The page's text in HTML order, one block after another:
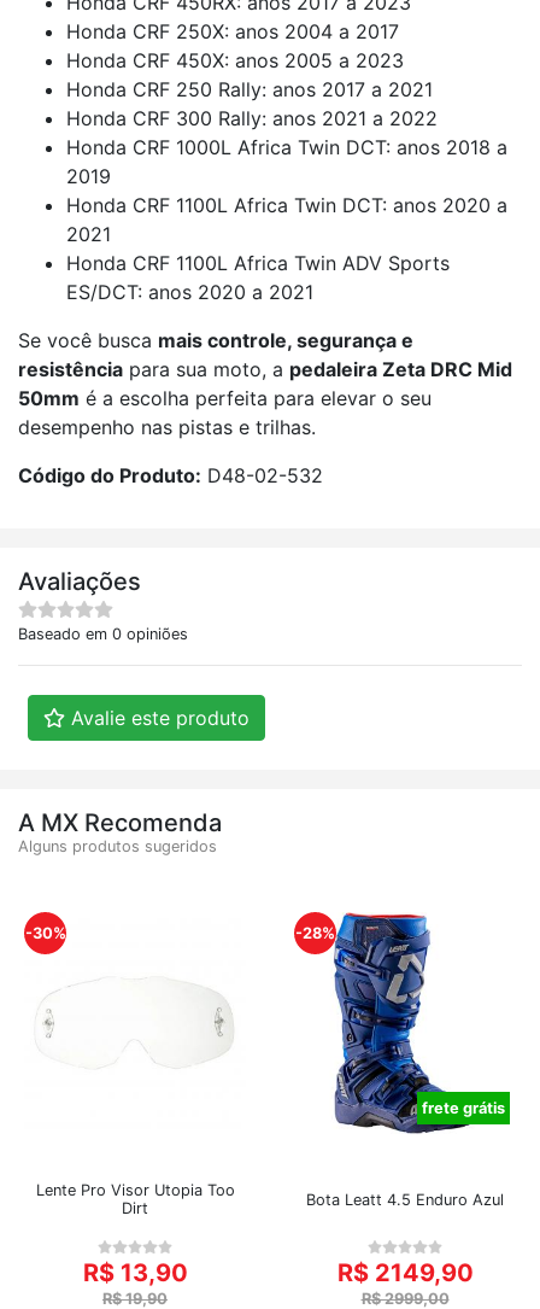
Honda CRF 250X: anos 2004 a 2017
Honda CRF 450X: anos 2005 a 2023
Honda CRF 250 Rally: anos 2017 a 2021
Honda CRF 300 Rally: anos 2021 a 2022
Honda CRF 1000L Africa Twin DCT: anos 2018 a
2019
Honda CRF 1100L Africa Twin DCT: anos 2020 a
2021
Honda CRF 1100L Africa Twin ADV Sports
ES/DCT: anos 2020 a 2021
Se você busca mais controle, segurança e
resistência para sua moto, a pedaleira Zeta DRC Mid
50mm é a escolha perfeita para elevar o seu
desempenho nas pistas e trilhas.
Código do Produto: D48-02-532
Avaliações
Baseado em 0 opiniões
Avalie este produto
A MX Recomenda
Alguns produtos sugeridos
-30%
Lente Pro Visor Utopia Too
Dirt
R$ 13,90
R$ 19,90
-28%
frete grátis
Bota Leatt 4.5 Enduro Azul
R$ 2149,90
R$ 2999,00